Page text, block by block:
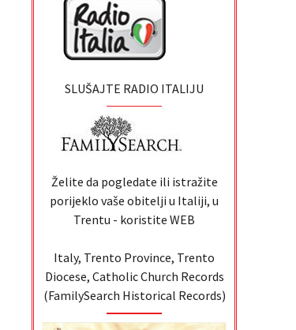
SLUŠAJTE RADIO ITALIJU
Želite da pogledate ili istražite
porijeklo vaše obitelji u Italiji, u
Trentu - koristite WEB
Italy, Trento Province, Trento
Diocese, Catholic Church Records
(FamilySearch Historical Records)